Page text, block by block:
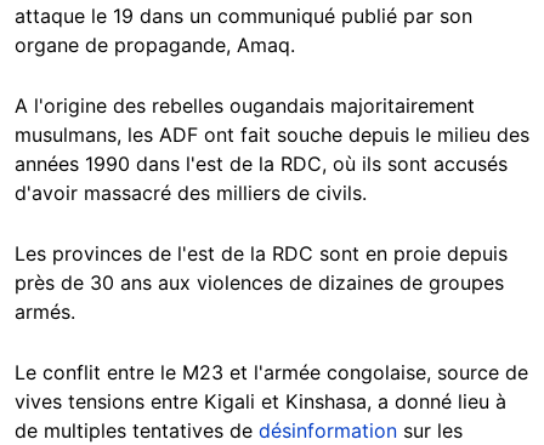
attaque le 19 dans un communiqué publié par son
organe de propagande, Amaq.
A l'origine des rebelles ougandais majoritairement
musulmans, les ADF ont fait souche depuis le milieu des
années 1990 dans l'est de la RDC, où ils sont accusés
d'avoir massacré des milliers de civils.
Les provinces de l'est de la RDC sont en proie depuis
près de 30 ans aux violences de dizaines de groupes
armés.
Le conflit entre le M23 et l'armée congolaise, source de
vives tensions entre Kigali et Kinshasa, a donné lieu à
de multiples tentatives de désinformation sur les